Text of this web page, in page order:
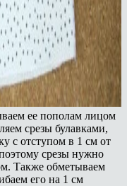
ее пополам лицом
срезы булавками,
с отступом в 1 см от
срезы нужно
Также обметываем
его на 1 см